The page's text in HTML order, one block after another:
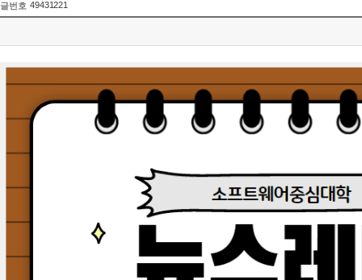
글번호 49431221